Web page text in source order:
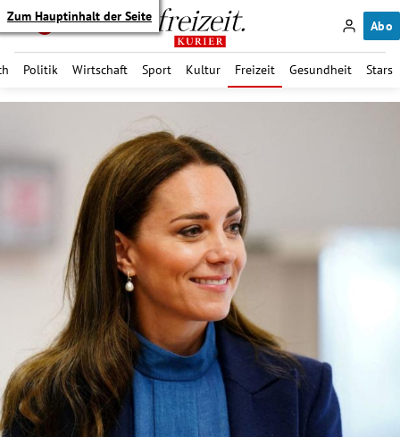
Zum Hauptinhalt der Seite
Abo
Politik Wirtschaft Sport Kultur Freizeit Gesundheit Stars
Untermenü
Untermenü